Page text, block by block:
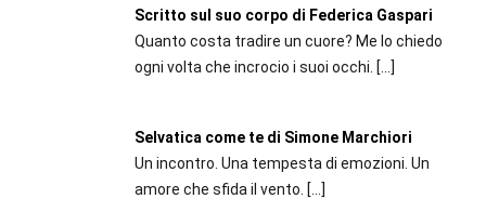
Scritto sul suo corpo di Federica Gaspari
Quanto costa tradire un cuore? Me lo chiedo
ogni volta che incrocio i suoi occhi. […]
Selvatica come te di Simone Marchiori
Un incontro. Una tempesta di emozioni. Un
amore che sfida il vento. […]